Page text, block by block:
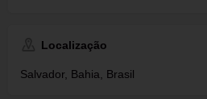
Localização
Salvador, Bahia, Brasil